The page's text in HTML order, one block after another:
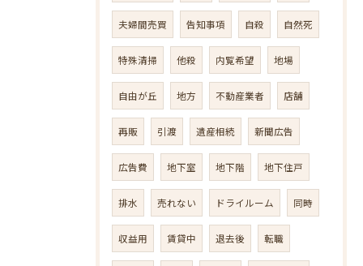
夫婦間売買 告知事項 自殺 自然死
特殊清掃 他殺 内覧希望 地場
自由が丘 地方 不動産業者 店舗
再販 引渡 遺産相続 新聞広告
広告費 地下室 地下階 地下住戸
排水 売れない ドライルーム 同時
収益用 賃貸中 退去後 転職